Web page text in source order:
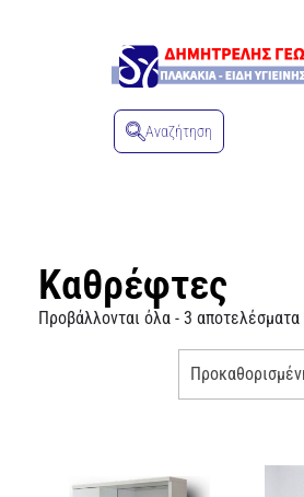
Αναζήτηση
Καθρέφτες
Προβάλλονται όλα - 3 αποτελέσματα